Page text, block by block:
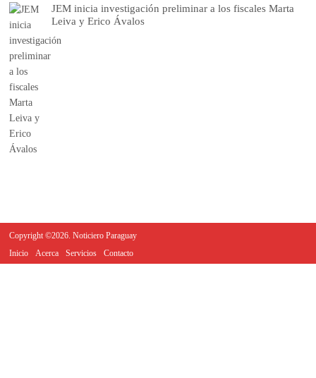
JEM inicia investigación preliminar a los fiscales Marta
Leiva y Erico Ávalos
Copyright ©2026. Noticiero Paraguay
Inicio
Acerca Servicios Contacto